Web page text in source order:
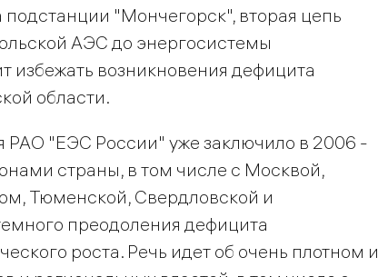
"Мончегорск", вторая цепь
АЭС до энергосистемы
избежать возникновения дефицита
области.
"ЕЭС России" уже заключило в 2006 -
страны, в том числе с Москвой,
Тюменской, Свердловской и
преодоления дефицита
роста. Речь идет об очень плотном и